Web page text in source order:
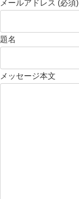
メールアドレス (必須)
題名
メッセージ本文